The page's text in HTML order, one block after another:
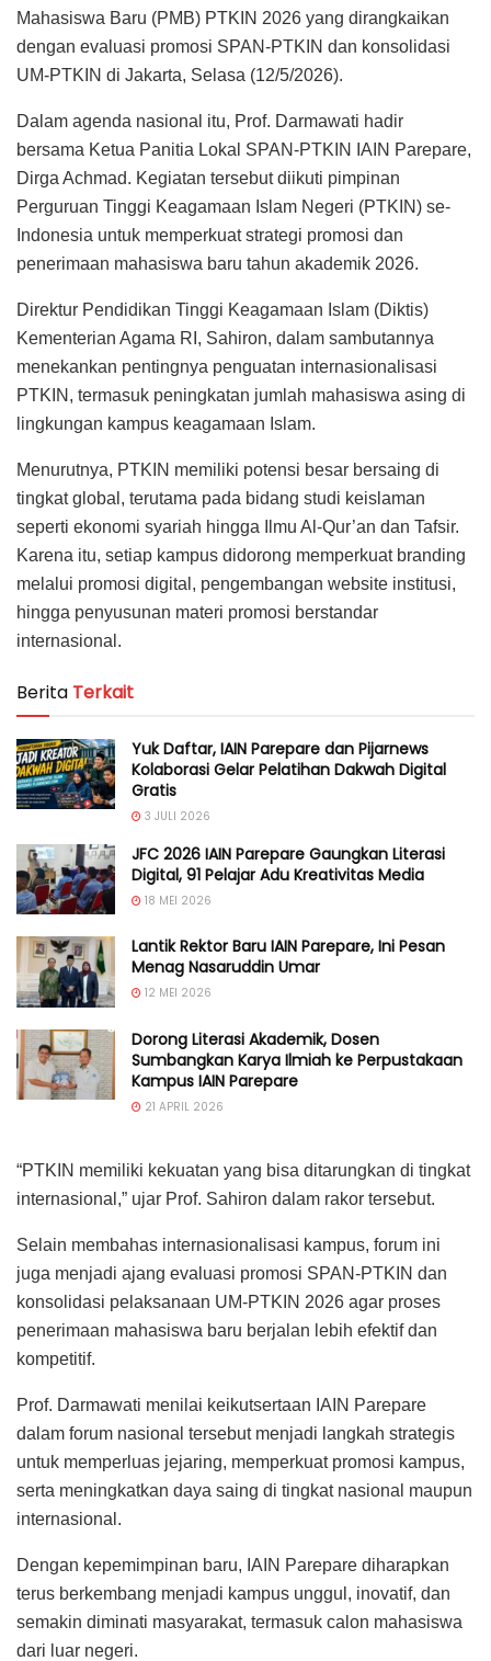
Mahasiswa Baru (PMB) PTKIN 2026 yang dirangkaikan
dengan evaluasi promosi SPAN-PTKIN dan konsolidasi
UM-PTKIN di Jakarta, Selasa (12/5/2026).
Dalam agenda nasional itu, Prof. Darmawati hadir
bersama Ketua Panitia Lokal SPAN-PTKIN IAIN Parepare,
Dirga Achmad. Kegiatan tersebut diikuti pimpinan
Perguruan Tinggi Keagamaan Islam Negeri (PTKIN) se-
Indonesia untuk memperkuat strategi promosi dan
penerimaan mahasiswa baru tahun akademik 2026.
Direktur Pendidikan Tinggi Keagamaan Islam (Diktis)
Kementerian Agama RI, Sahiron, dalam sambutannya
menekankan pentingnya penguatan internasionalisasi
PTKIN, termasuk peningkatan jumlah mahasiswa asing di
lingkungan kampus keagamaan Islam.
Menurutnya, PTKIN memiliki potensi besar bersaing di
tingkat global, terutama pada bidang studi keislaman
seperti ekonomi syariah hingga Ilmu Al-Qur’an dan Tafsir.
Karena itu, setiap kampus didorong memperkuat branding
melalui promosi digital, pengembangan website institusi,
hingga penyusunan materi promosi berstandar
internasional.
Berita Terkait
Yuk Daftar, IAIN Parepare dan Pijarnews
Kolaborasi Gelar Pelatihan Dakwah Digital
Gratis
3 JULI 2026
JFC 2026 IAIN Parepare Gaungkan Literasi
Digital, 91 Pelajar Adu Kreativitas Media
18 MEI 2026
Lantik Rektor Baru IAIN Parepare, Ini Pesan
Menag Nasaruddin Umar
12 MEI 2026
Dorong Literasi Akademik, Dosen
Sumbangkan Karya Ilmiah ke Perpustakaan
Kampus IAIN Parepare
21 APRIL 2026
“PTKIN memiliki kekuatan yang bisa ditarungkan di tingkat
internasional,” ujar Prof. Sahiron dalam rakor tersebut.
Selain membahas internasionalisasi kampus, forum ini
juga menjadi ajang evaluasi promosi SPAN-PTKIN dan
konsolidasi pelaksanaan UM-PTKIN 2026 agar proses
penerimaan mahasiswa baru berjalan lebih efektif dan
kompetitif.
Prof. Darmawati menilai keikutsertaan IAIN Parepare
dalam forum nasional tersebut menjadi langkah strategis
untuk memperluas jejaring, memperkuat promosi kampus,
serta meningkatkan daya saing di tingkat nasional maupun
internasional.
Dengan kepemimpinan baru, IAIN Parepare diharapkan
terus berkembang menjadi kampus unggul, inovatif, dan
semakin diminati masyarakat, termasuk calon mahasiswa
dari luar negeri.